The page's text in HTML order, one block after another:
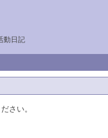
動日記
さい。